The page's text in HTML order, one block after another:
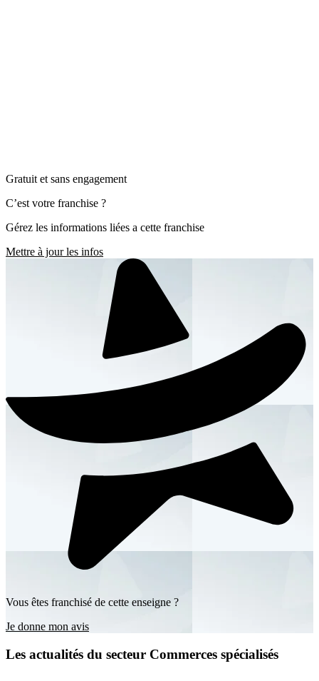
Gratuit et sans engagement
C’est votre franchise ?
Gérez les informations liées a cette franchise
Mettre à jour les infos
Vous êtes franchisé de cette enseigne ?
Je donne mon avis
Les actualités du secteur Commerces spécialisés